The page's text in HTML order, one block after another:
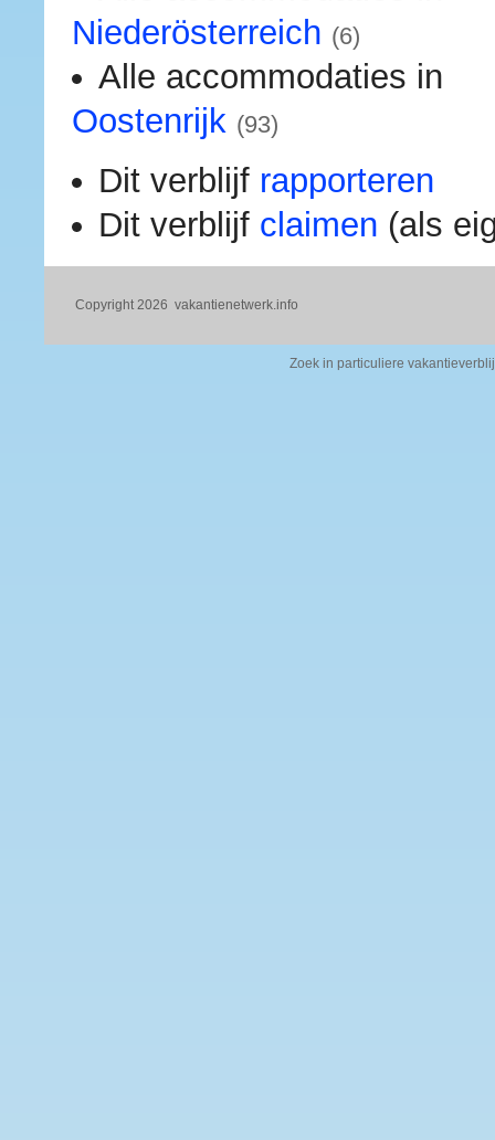
Niederösterreich (6)
Alle accommodaties in
Oostenrijk (93)
Dit verblijf rapporteren
Dit verblijf claimen (als
Copyright 2026 vakantienetwerk.info
Zoek in particuliere